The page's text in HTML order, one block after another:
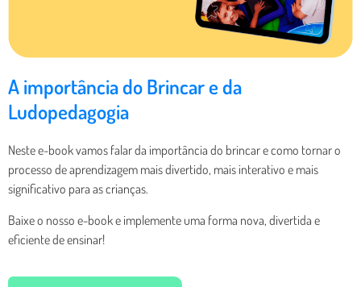
A importância do Brincar e da
Ludopedagogia
Neste e-book vamos falar da importância do brincar e como tornar o
processo de aprendizagem mais divertido, mais interativo e mais
significativo para as crianças.
Baixe o nosso e-book e implemente uma forma nova, divertida e
eficiente de ensinar!